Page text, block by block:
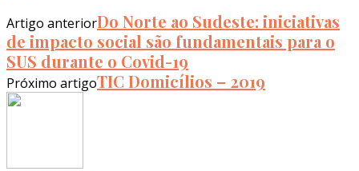
Artigo anteriorDo Norte ao Sudeste: iniciativas
de impacto social são fundamentais para o
SUS durante o Covid-19
Próximo artigoTIC Domicílios – 2019